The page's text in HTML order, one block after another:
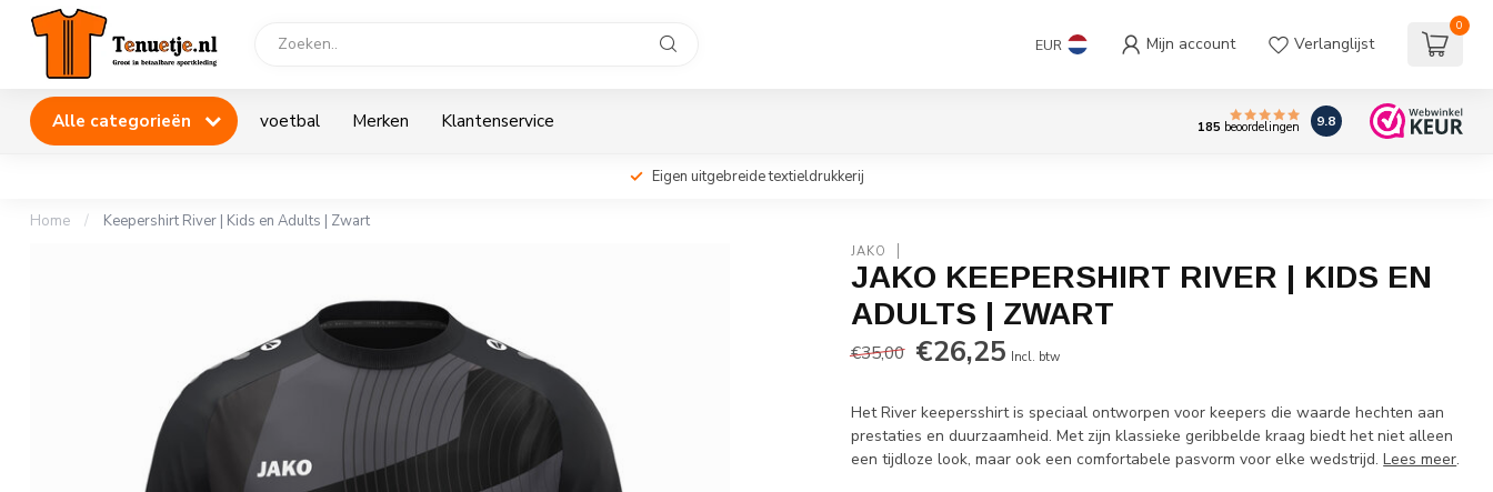
EUR Mijn account Verlanglijst
0
Alle categorieën voetbal Merken Klantenservice 185 beoordelingen 9.8
Eigen uitgebreide textieldrukkerij
Home / Keepershirt River | Kids en Adults | Zwart
JAKO
JAKO KEEPERSHIRT RIVER | KIDS EN
ADULTS | ZWART
€35,00 €26,25 Incl. btw
Het River keepersshirt is speciaal ontworpen voor keepers die waarde hechten aan
prestaties en duurzaamheid. Met zijn klassieke geribbelde kraag biedt het niet alleen
een tijdloze look, maar ook een comfortabele pasvorm voor elke wedstrijd.Lees meer.